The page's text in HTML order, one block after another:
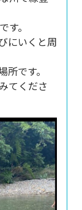
。
にいくと周
です。
てくださ